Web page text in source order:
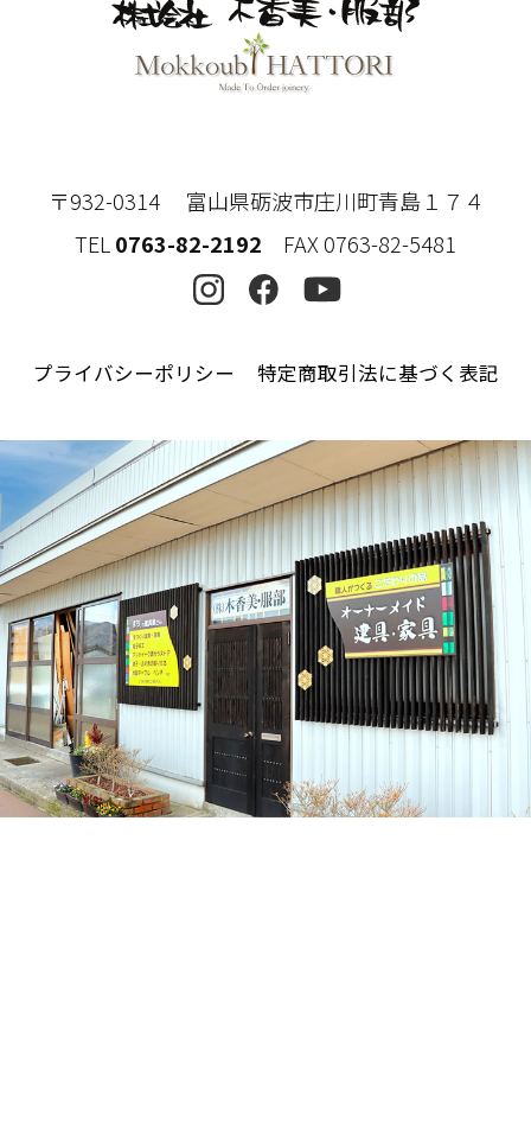
〒932-0314 富山県砺波市庄川町青島１７４
TEL0763-82-2192 FAX 0763-82-5481
プライバシーポリシー 特定商取引法に基づく表記